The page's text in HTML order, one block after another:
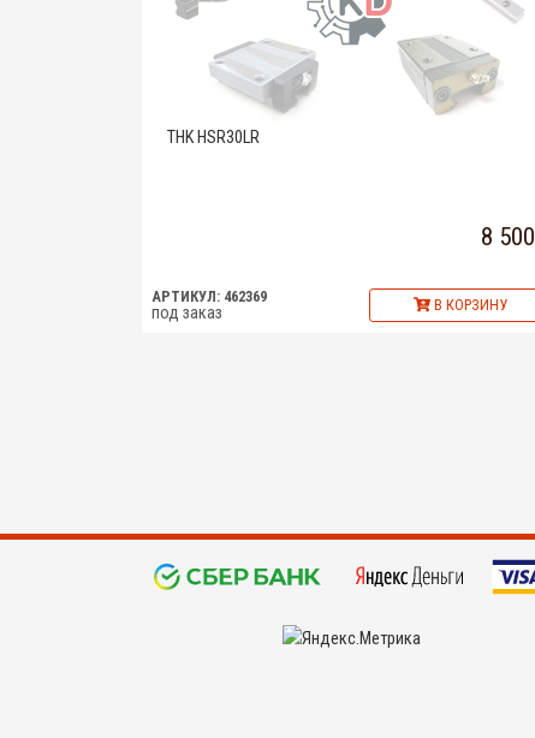
THK HSR30LR
8 500
АРТИКУЛ: 462369
под заказ В КОРЗИНУ